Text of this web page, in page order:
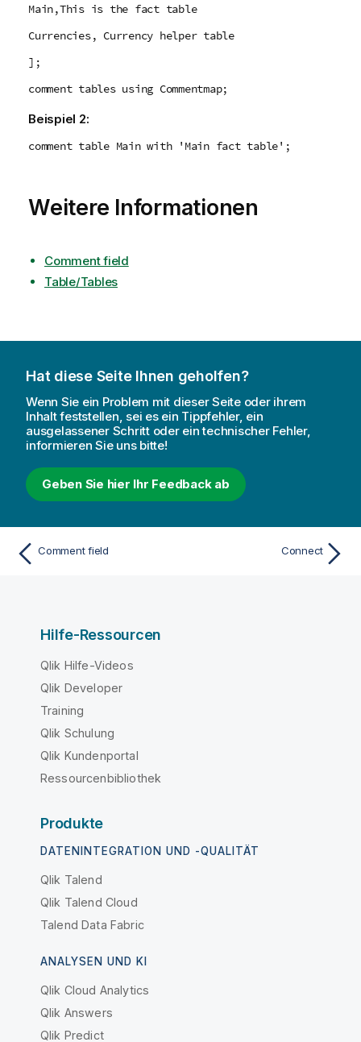
Main,This is the fact table
Currencies, Currency helper table
];
comment tables using Commentmap;
Beispiel 2:
comment table Main with 'Main fact table';
Weitere Informationen
Comment field
Table/Tables
Hat diese Seite Ihnen geholfen?
Wenn Sie ein Problem mit dieser Seite oder ihrem
Inhalt feststellen, sei es ein Tippfehler, ein
ausgelassener Schritt oder ein technischer Fehler,
informieren Sie uns bitte!
Geben Sie hier Ihr Feedback ab
Comment field Connect
Hilfe-Ressourcen
Qlik Hilfe-Videos
Qlik Developer
Training
Qlik Schulung
Qlik Kundenportal
Ressourcenbibliothek
Produkte
DATENINTEGRATION UND -QUALITÄT
Qlik Talend
Qlik Talend Cloud
Talend Data Fabric
ANALYSEN UND KI
Qlik Cloud Analytics
Qlik Answers
Qlik Predict